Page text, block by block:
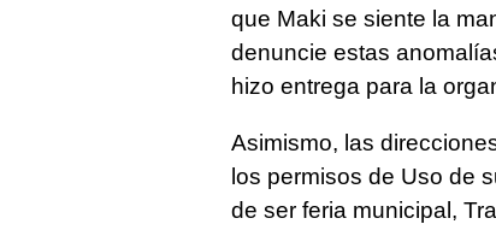
que Maki se siente la
denuncie estas
hizo entrega para la
Asimismo, las
los permisos de Uso de
de ser feria municipal,